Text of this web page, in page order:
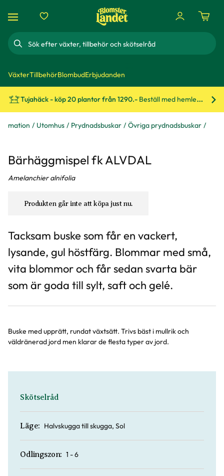
Sök
VäxterTillbehörBlombudErbjudanden
Tujahäck - köp 20 plantor från 1290.- Beställ med hemleverans!
Utomhus Prydnadsbuskar Övriga prydnadsbuskar
Bärhäggmispel fk ALVDAL
Amelanchier alnifolia
Produkten går inte att köpa just nu.
Tacksam buske som får en vackert,
lysande, gul höstfärg. Blommar med små,
vita blommor och får sedan svarta bär
som är goda till sylt, saft och gelé.
Buske med upprätt, rundat växtsätt. Trivs bäst i mullrik och
väldränerad jord men klarar de flesta typer av jord.
Skötselråd
Läge: Halvskugga till skugga, Sol
Odlingszon: 1 - 6